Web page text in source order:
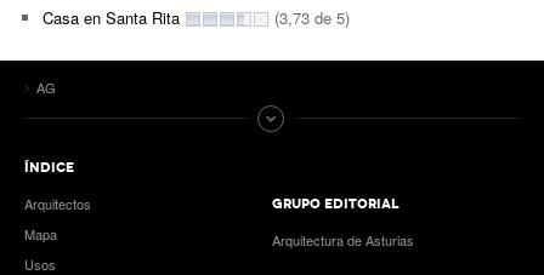
Casa en Santa Rita
(3,73 de 5)
AG
ÍNDICE
Arquitectos
Mapa
Usos
GRUPO EDITORIAL
Arquitectura de Asturias